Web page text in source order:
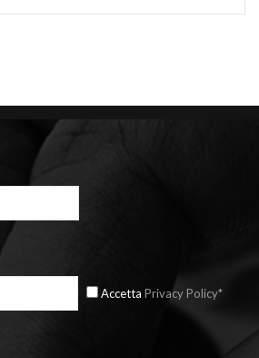
Accetta Privacy Policy*